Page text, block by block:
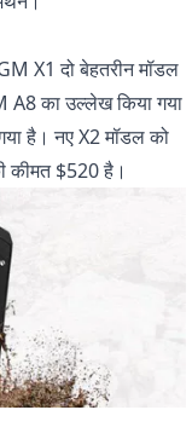
X1 दो बेहतरीन मॉडल
A8 का उल्लेख किया गया
है। नए X2 मॉडल को
कीमत $520 है।